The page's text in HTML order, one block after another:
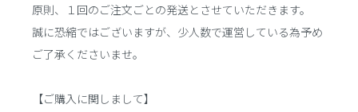
原則、１回のご注文ごとの発送とさせていただきます。
誠に恐縮ではございますが、少人数で運営している為予め
ご了承くださいませ。
【ご購入に関しまして】